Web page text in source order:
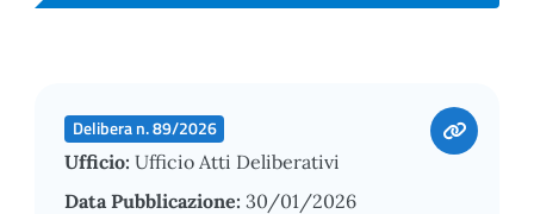
Delibera n. 89/2026
Ufficio: Ufficio Atti Deliberativi
Data Pubblicazione: 30/01/2026